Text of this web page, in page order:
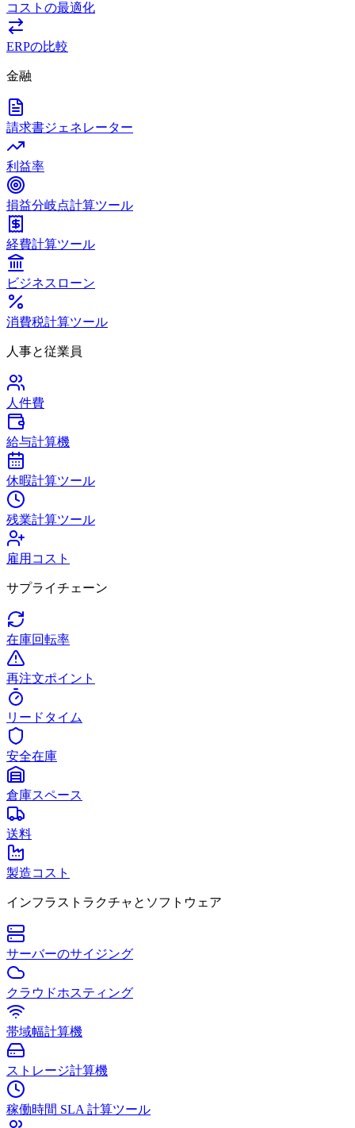
コストの最適化
ERPの比較
金融
請求書ジェネレーター
利益率
損益分岐点計算ツール
経費計算ツール
ビジネスローン
消費税計算ツール
人事と従業員
人件費
給与計算機
休暇計算ツール
残業計算ツール
雇用コスト
サプライチェーン
在庫回転率
再注文ポイント
リードタイム
安全在庫
倉庫スペース
送料
製造コスト
インフラストラクチャとソフトウェア
サーバーのサイジング
クラウドホスティング
帯域幅計算機
ストレージ計算機
稼働時間 SLA 計算ツール